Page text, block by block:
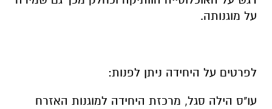
על מוגנותה.
לפרטים על היחידה ניתן לפנות:
עו"ס הילה סגל, מרכזת היחידה למוגנות האזרח